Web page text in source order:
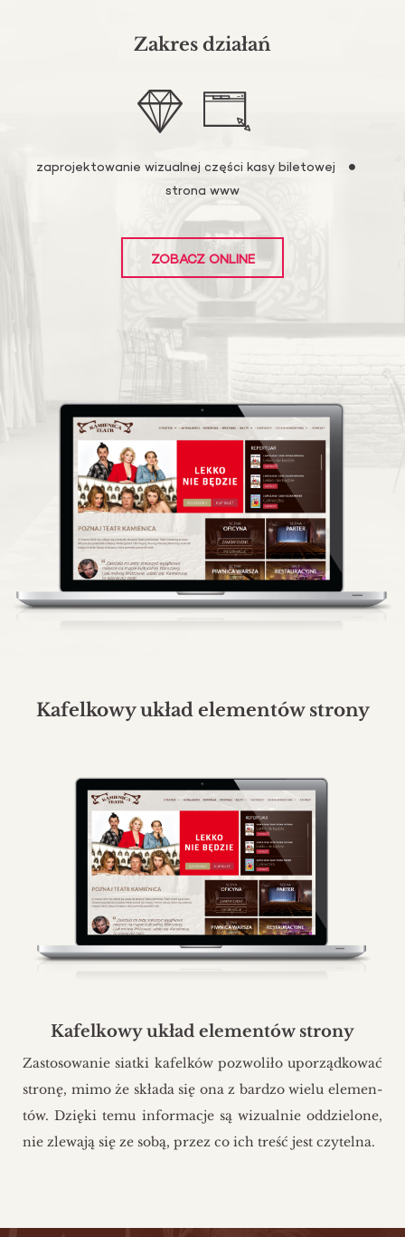
Zakres działań
zaprojektowanie wizualnej części kasy biletowej
strona www
ZOBACZ ONLINE
Kafelkowy układ elementów strony
Kafelkowy układ elementów strony
Za­sto­so­wa­nie siat­ki ka­fel­ków po­zwo­li­ło upo­rząd­ko­wać
stro­nę, mimo że skła­da się ona z bar­dzo wielu ele­men­
tów. Dzię­ki temu in­for­ma­cje są wi­zu­al­nie od­dzie­lo­ne,
nie zle­wa­ją się ze sobą, przez co ich treść jest czy­tel­na.